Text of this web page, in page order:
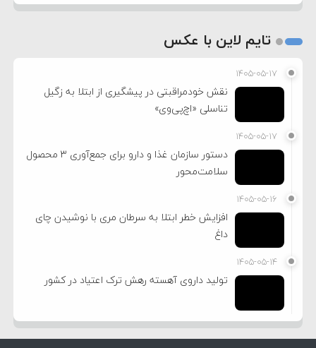
تایم لاین با عکس
۱۴۰۵-۰۵-۱۷
نقش خودمراقبتی در پیشگیری از ابتلا به زگیل
تناسلی «اچ‌پی‌وی»
۱۴۰۵-۰۵-۱۷
دستور سازمان غذا و دارو برای جمع‌آوری ۳ محصول
سلامت‌محور
۱۴۰۵-۰۵-۱۶
افزایش خطر ابتلا به سرطان مری با نوشیدن چای
داغ
۱۴۰۵-۰۵-۱۴
تولید داروی آهسته رهش ترک اعتیاد در کشور